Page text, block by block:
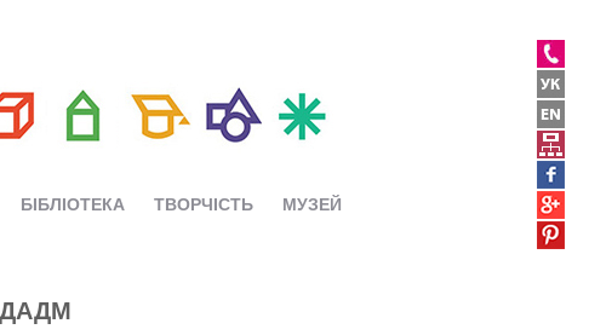
БІБЛІОТЕКА ТВОРЧІСТЬ МУЗЕЙ